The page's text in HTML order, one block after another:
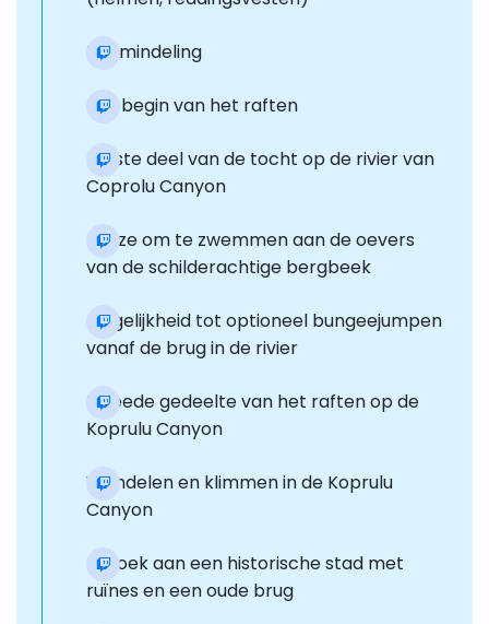
Teamindeling
Het begin van het raften
Eerste deel van de tocht op de rivier van
Coprolu Canyon
Pauze om te zwemmen aan de oevers
van de schilderachtige bergbeek
Mogelijkheid tot optioneel bungeejumpen
vanaf de brug in de rivier
Tweede gedeelte van het raften op de
Koprulu Canyon
Wandelen en klimmen in de Koprulu
Canyon
Bezoek aan een historische stad met
ruïnes en een oude brug